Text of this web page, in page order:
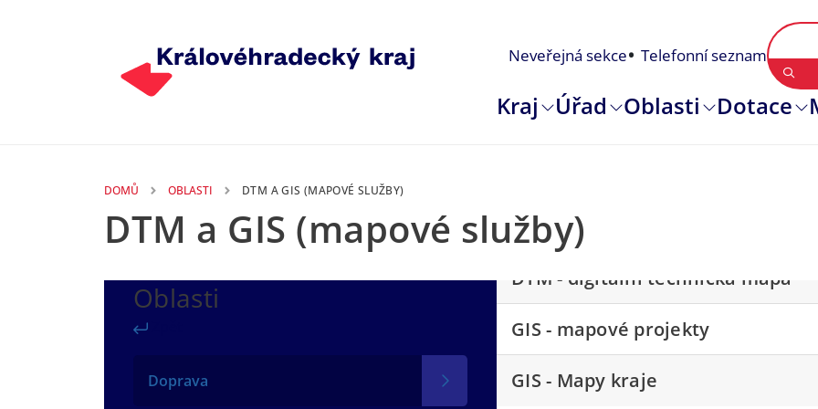
Neveřejná sekce Telefonní seznam
Kraj Úřad Oblasti Dotace
DOMŮ OBLASTI DTM A GIS (MAPOVÉ SLUŽBY)
DTM a GIS (mapové služby)
Oblasti
Doprava
DTM - digitální technická mapa
GIS - mapové projekty
GIS - Mapy kraje